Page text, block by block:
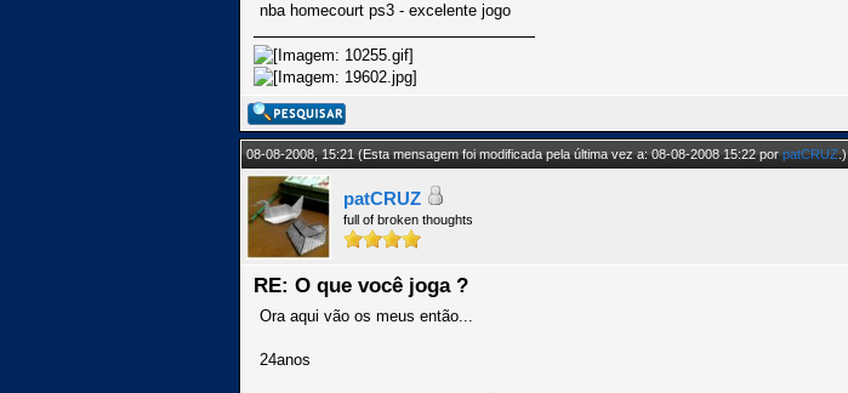
nba homecourt ps3 - excelente jogo
08-08-2008, 15:21(Esta mensagem foi modificada pela última vez a: 08-08-2008 15:22 porpatCRUZ.)
patCRUZ
full of broken thoughts
RE: O que você joga ?
Ora aqui vão os meus então...
24anos